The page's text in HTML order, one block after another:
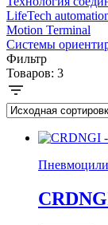
LifeTech
Motion Terminal
Системы
Фильтр
Товаров: 3